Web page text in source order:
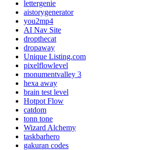
lettergenie
aistorygenerator
you2mp4
AI Nav Site
dropthecat
dropaway
Unique Listing.com
pixelflowlevel
monumentvalley 3
hexa away
brain test level
Hotpot Flow
catdom
tonn tone
Wizard Alchemy
taskbarhero
gakuran codes